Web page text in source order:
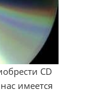
CD
имеется